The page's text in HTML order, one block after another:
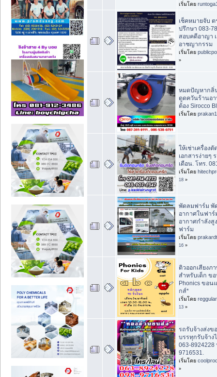
เริ่มโดย
เช็คหมายจับ
ปรึกษา 083-
สอบคดีอาญา
อาชญากรรม
เริ่มโดย
»
หมดปัญหากลิ่
ดูดควันร้านอ
ต้อง Sirocco
เริ่มโดย
ให้เช่าเครื่อง
เอกสารง่ายๆ
เดือน. โทร.
เริ่มโดย
18 »
พัดลมฟาร์ม พั
อากาศในฟา
อากาศกำลังสู
ฟาร์ม
เริ่มโดย
16 »
ติวออกเสียงภ
สำหรับเด็ก ข
Phonics ขอ
กส์*
เริ่มโดย
13 »
รถรับจ้างส่งข
บรรทุกรับจ้าง
063-8924228
9716531.
เริ่มโดย
»